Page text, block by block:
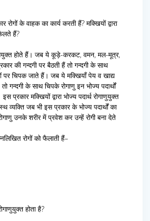
रोगों के वाहक का कार्य करती हैं? मक्खियों द्वारा
हैं?
होते हैं। जब ये कूड़े-करकट, वमन, मल-मूत्र,
की गन्दगी पर बैठती हैं तो गन्दगी के साथ
पर चिपक जाते हैं। जब ये मक्खियाँ पेय व खाद्य
तो गन्दगी के साथ चिपके रोगाणु इन भोज्य पदार्थों
प्रकार मक्खियों द्वारा भोज्य पदार्थ रोगाणुयुक्त
व्यक्ति जब भी इस प्रकार के भोज्य पदार्थों का
उनके शरीर में प्रवेश कर उन्हें रोगी बना देते
रोगों को फैलाती हैं–
होता है?